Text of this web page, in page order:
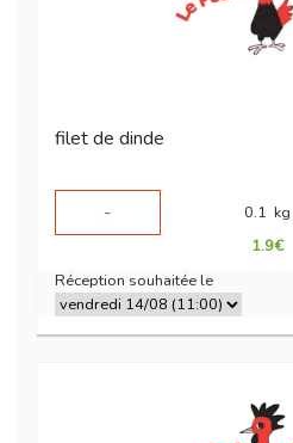
filet de dinde
-
0.1 kg
1.9€
Réception souhaitée le